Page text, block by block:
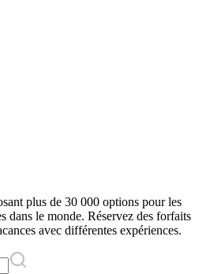
plus de 30 000 options pour les
dans le monde. Réservez des forfaits
avec différentes expériences.